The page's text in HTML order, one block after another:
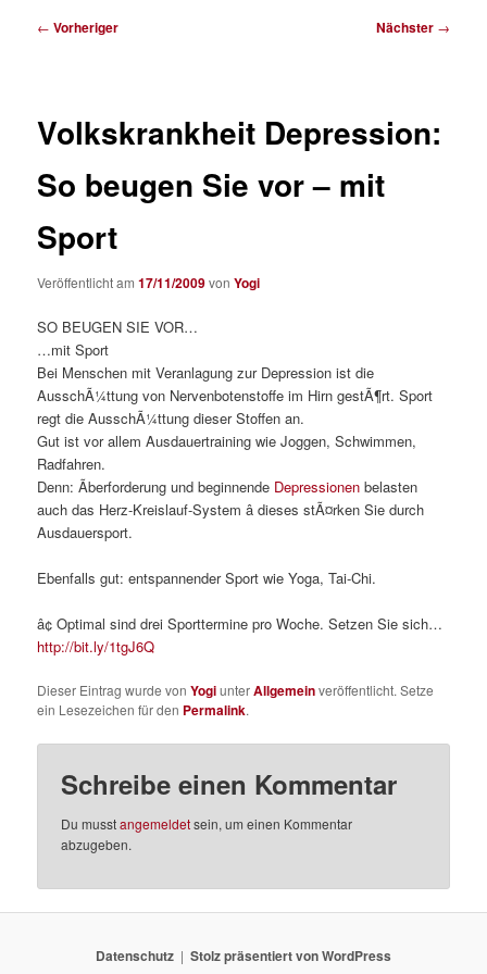
Beitragsnavigation
← Vorheriger Nächster →
Volkskrankheit Depression:
So beugen Sie vor – mit
Sport
Veröffentlicht am17/11/2009vonYogi
SO BEUGEN SIE VOR…
…mit Sport
Bei Menschen mit Veranlagung zur Depression ist die
AusschÃ¼ttung von Nervenbotenstoffe im Hirn gestÃ¶rt. Sport
regt die AusschÃ¼ttung dieser Stoffen an.
Gut ist vor allem Ausdauertraining wie Joggen, Schwimmen,
Radfahren.
Denn: Ãberforderung und beginnende Depressionenbelasten
auch das Herz-Kreislauf-System â dieses stÃ¤rken Sie durch
Ausdauersport.
Ebenfalls gut: entspannender Sport wie Yoga, Tai-Chi.
â¢ Optimal sind drei Sporttermine pro Woche. Setzen Sie sich…
http://bit.ly/1tgJ6Q
Dieser Eintrag wurde vonYogiunterAllgemeinveröffentlicht. Setze
ein Lesezeichen für den Permalink.
Schreibe einen Kommentar
Du musstangemeldetsein, um einen Kommentar
abzugeben.
Datenschutz Stolz präsentiert von WordPress